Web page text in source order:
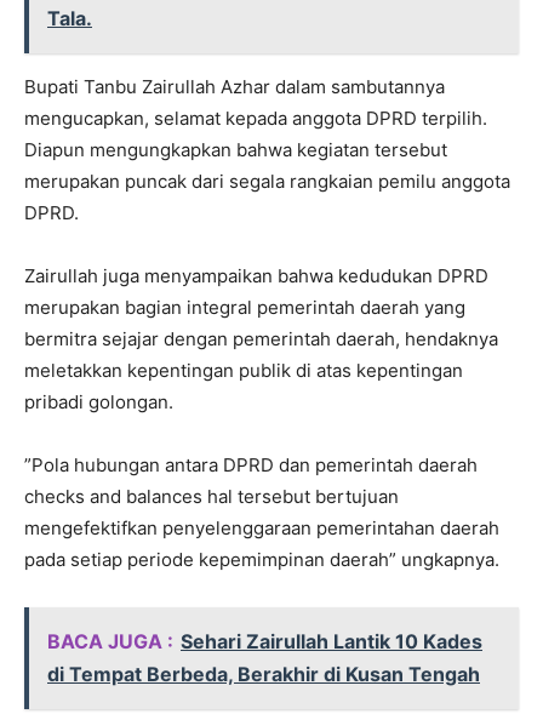
Tala.
Bupati Tanbu Zairullah Azhar dalam sambutannya
mengucapkan, selamat kepada anggota DPRD terpilih.
Diapun mengungkapkan bahwa kegiatan tersebut
merupakan puncak dari segala rangkaian pemilu anggota
DPRD.
Zairullah juga menyampaikan bahwa kedudukan DPRD
merupakan bagian integral pemerintah daerah yang
bermitra sejajar dengan pemerintah daerah, hendaknya
meletakkan kepentingan publik di atas kepentingan
pribadi golongan.
”Pola hubungan antara DPRD dan pemerintah daerah
checks and balances hal tersebut bertujuan
mengefektifkan penyelenggaraan pemerintahan daerah
pada setiap periode kepemimpinan daerah” ungkapnya.
BACA JUGA : Sehari Zairullah Lantik 10 Kades
di Tempat Berbeda, Berakhir di Kusan Tengah